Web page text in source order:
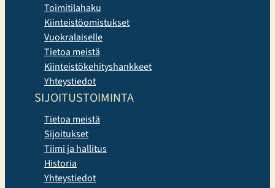
Toimitilahaku
Kiinteistöomistukset
Vuokralaiselle
Tietoa meistä
Kiinteistökehityshankkeet
Yhteystiedot
SIJOITUSTOIMINTA
Tietoa meistä
Sijoitukset
Tiimi ja hallitus
Historia
Yhteystiedot